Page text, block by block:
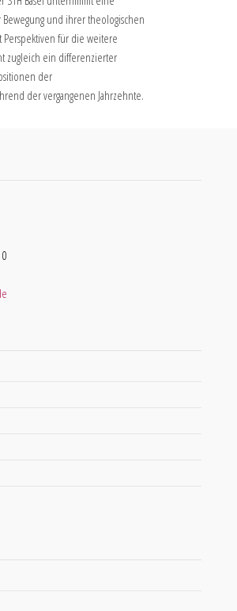
und ihrer theologischen
für die weitere
zugleich ein differenzierter
der
der vergangenen Jahrzehnte.